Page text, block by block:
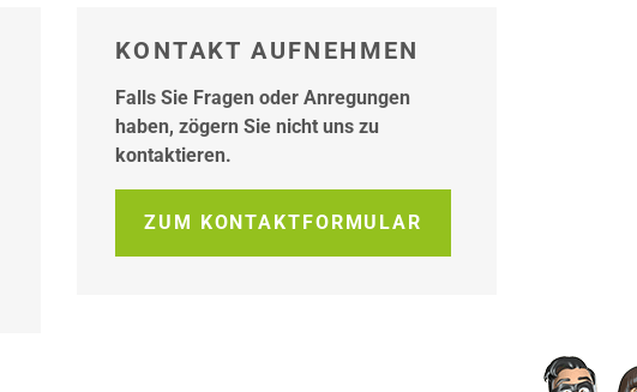
KONTAKT AUFNEHMEN
Falls Sie Fragen oder Anregungen
haben, zögern Sie nicht uns zu
kontaktieren.
ZUM KONTAKTFORMULAR